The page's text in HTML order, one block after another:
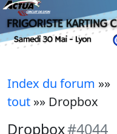
Index du forum »»
tout »» Dropbox
Dropbox#4044